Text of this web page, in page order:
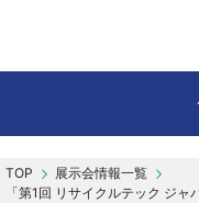
展示会情報一覧
「第1回 リサイクルテック ジャ